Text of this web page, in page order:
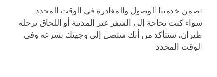
تضمن خدمتنا الوصول والمغادرة في الوقت المحدد.
سواء كنت بحاجة إلى السفر عبر المدينة أو اللحاق برحلة
طيران، سنتأكد من أنك ستصل إلى وجهتك بسرعة وفي
الوقت المحدد.